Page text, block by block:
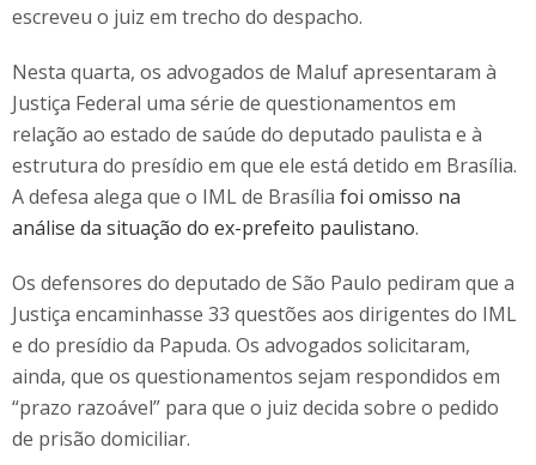
escreveu o juiz em trecho do despacho.
Nesta quarta, os advogados de Maluf apresentaram à
Justiça Federal uma série de questionamentos em
relação ao estado de saúde do deputado paulista e à
estrutura do presídio em que ele está detido em Brasília.
A defesa alega que o IML de Brasília foi omisso na
análise da situação do ex-prefeito paulistano.
Os defensores do deputado de São Paulo pediram que a
Justiça encaminhasse 33 questões aos dirigentes do IML
e do presídio da Papuda. Os advogados solicitaram,
ainda, que os questionamentos sejam respondidos em
“prazo razoável” para que o juiz decida sobre o pedido
de prisão domiciliar.